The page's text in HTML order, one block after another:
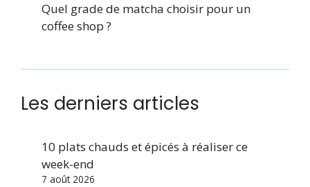
Quel grade de matcha choisir pour un
coffee shop ?
Les derniers articles
10 plats chauds et épicés à réaliser ce
week-end
7 août 2026